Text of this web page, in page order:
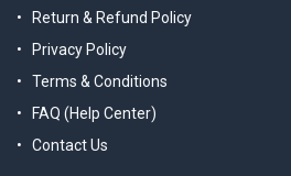
Return & Refund Policy
Privacy Policy
Terms & Conditions
FAQ (Help Center)
Contact Us